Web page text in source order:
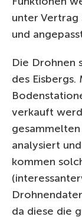
unter Vertrag
und
Die Drohnen
des
verkauft
analysiert
kommen
da diese die